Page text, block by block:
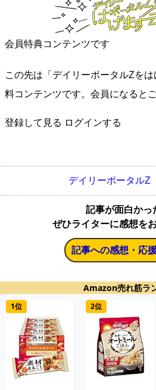
会員特典コンテンツです
この先は「デイリーポータルZを
料コンテンツです。会員になると
登録して見る ログインする
デイリーポータル
記事が面白かっ
ぜひライターに感想を
記事への感想・応
Amazon売れ筋ラ
1位 2位